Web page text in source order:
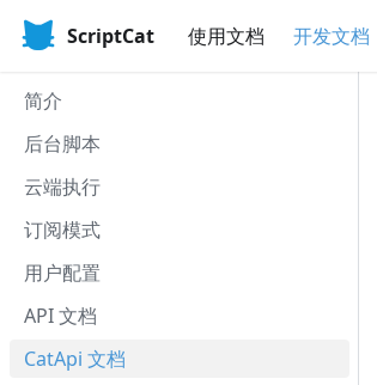
ScriptCat 使用文档 开发文档
简介
后台脚本
云端执行
订阅模式
用户配置
API 文档
CatApi 文档